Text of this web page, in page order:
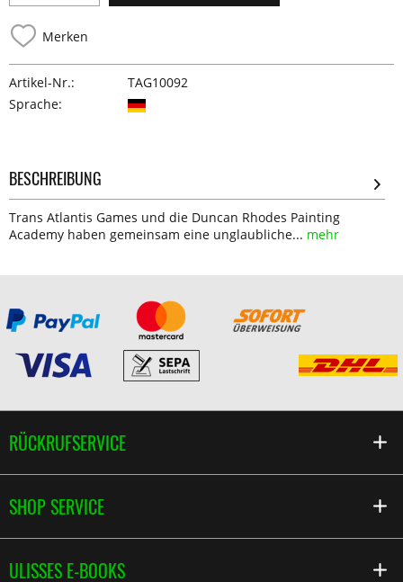
Merken
Artikel-Nr.:
TAG10092
Sprache:
BESCHREIBUNG
Trans Atlantis Games und die Duncan Rhodes Painting
Academy haben gemeinsam eine unglaubliche... mehr
RÜCKRUFSERVICE
SHOP SERVICE
ULISSES E-BOOKS